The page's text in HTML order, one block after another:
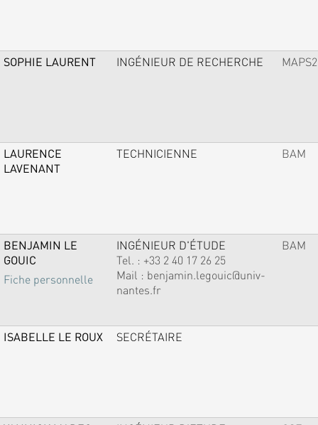
SOPHIE LAURENT INGÉNIEUR DE RECHERCHE MAPS2
LAURENCE
LAVENANT
TECHNICIENNE BAM
BENJAMIN LE
GOUIC
Fiche personnelle
INGÉNIEUR D'ÉTUDE
Tel. : +33 2 40 17 26 25
Mail : benjamin.legouic@univ-
nantes.fr
BAM
ISABELLE LE ROUX SECRÉTAIRE